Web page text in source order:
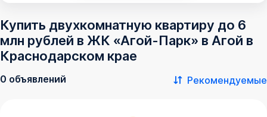
Купить двухкомнатную квартиру до 6
млн рублей в ЖК «Агой-Парк» в Агой в
Краснодарском крае
0 объявлений Рекомендуемые